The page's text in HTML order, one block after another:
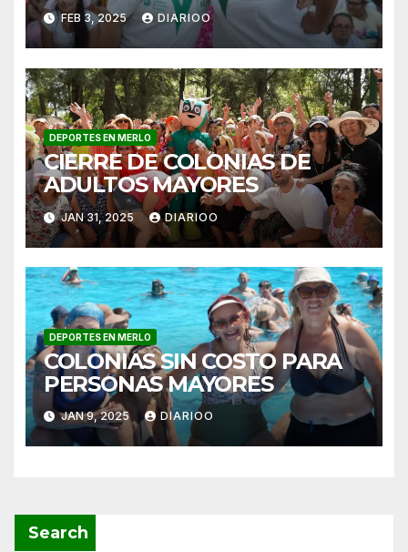
FEB 3, 2025 DIARIOO
DEPORTES EN MERLO
CIERRE DE COLONIAS DE
ADULTOS MAYORES
JAN 31, 2025 DIARIOO
DEPORTES EN MERLO
COLONIAS SIN COSTO PARA
PERSONAS MAYORES
JAN 9, 2025 DIARIOO
Search